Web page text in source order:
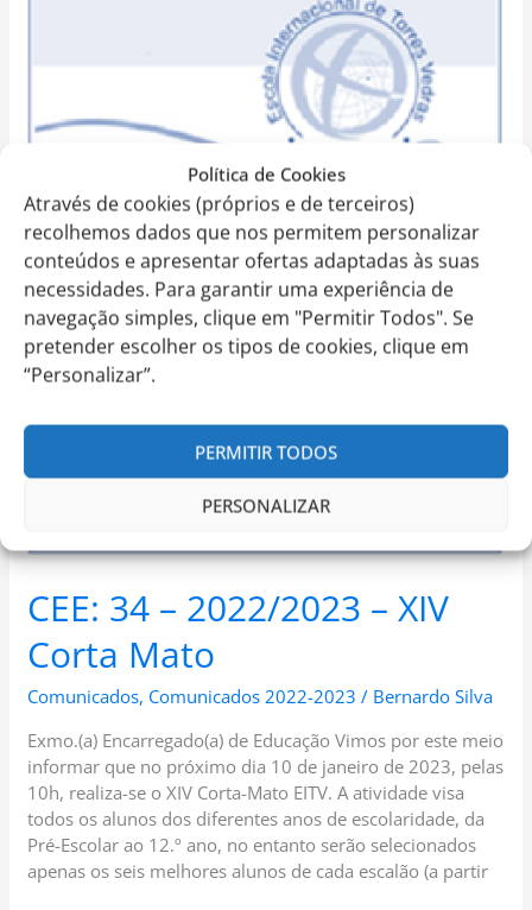
Política de Cookies
Através de cookies (próprios e de terceiros)
recolhemos dados que nos permitem personalizar
conteúdos e apresentar ofertas adaptadas às suas
necessidades. Para garantir uma experiência de
navegação simples, clique em "Permitir Todos". Se
pretender escolher os tipos de cookies, clique em
“Personalizar”.
PERMITIR TODOS
PERSONALIZAR
CEE: 34 – 2022/2023 – XIV
Corta Mato
Comunicados, Comunicados 2022-2023 / Bernardo Silva
Exmo.(a) Encarregado(a) de Educação Vimos por este meio
informar que no próximo dia 10 de janeiro de 2023, pelas
10h, realiza-se o XIV Corta-Mato EITV. A atividade visa
todos os alunos dos diferentes anos de escolaridade, da
Pré-Escolar ao 12.º ano, no entanto serão selecionados
apenas os seis melhores alunos de cada escalão (a partir
–
Corta
Mato